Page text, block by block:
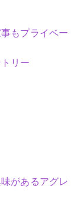
もプライベー
リー
があるアグレ